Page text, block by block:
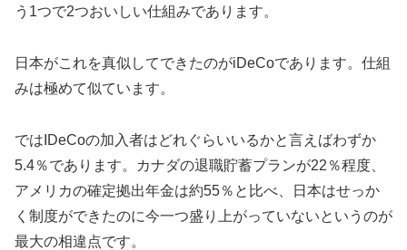
う1つで2つおいしい仕組みであります。
日本がこれを真似してできたのがiDeCoであります。仕組
みは極めて似ています。
ではIDeCoの加入者はどれぐらいいるかと言えばわずか
5.4％であります。カナダの退職貯蓄プランが22％程度、
アメリカの確定拠出年金は約55％と比べ、日本はせっか
く制度ができたのに今一つ盛り上がっていないというのが
最大の相違点です。